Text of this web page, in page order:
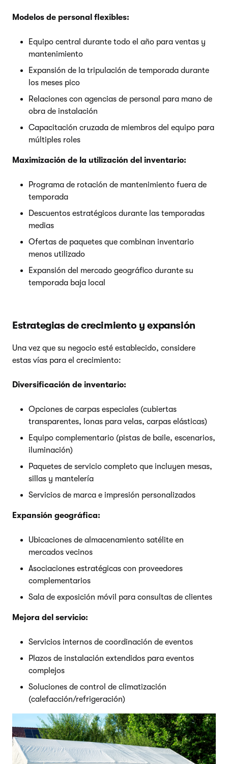
Modelos de personal flexibles:
Equipo central durante todo el año para ventas y
mantenimiento
Expansión de la tripulación de temporada durante
los meses pico
Relaciones con agencias de personal para mano de
obra de instalación
Capacitación cruzada de miembros del equipo para
múltiples roles
Maximización de la utilización del inventario:
Programa de rotación de mantenimiento fuera de
temporada
Descuentos estratégicos durante las temporadas
medias
Ofertas de paquetes que combinan inventario
menos utilizado
Expansión del mercado geográfico durante su
temporada baja local
Estrategias de crecimiento y expansión
Una vez que su negocio esté establecido, considere
estas vías para el crecimiento:
Diversificación de inventario:
Opciones de carpas especiales (cubiertas
transparentes, lonas para velas, carpas elásticas)
Equipo complementario (pistas de baile, escenarios,
iluminación)
Paquetes de servicio completo que incluyen mesas,
sillas y mantelería
Servicios de marca e impresión personalizados
Expansión geográfica:
Ubicaciones de almacenamiento satélite en
mercados vecinos
Asociaciones estratégicas con proveedores
complementarios
Sala de exposición móvil para consultas de clientes
Mejora del servicio:
Servicios internos de coordinación de eventos
Plazos de instalación extendidos para eventos
complejos
Soluciones de control de climatización
(calefacción/refrigeración)